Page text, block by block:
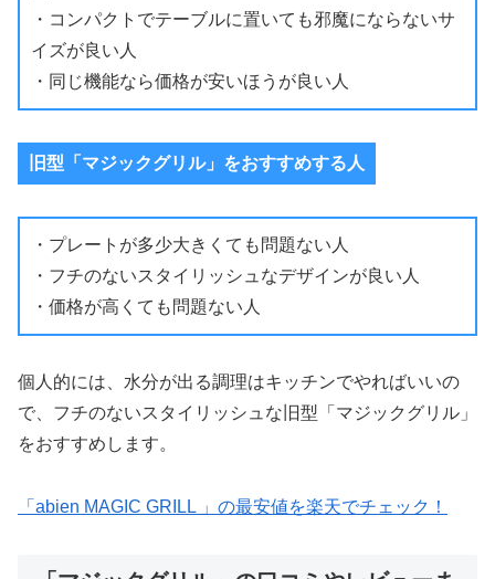
・コンパクトでテーブルに置いても邪魔にならないサ
イズが良い人
・同じ機能なら価格が安いほうが良い人
旧型「マジックグリル」をおすすめする人
・プレートが多少大きくても問題ない人
・フチのないスタイリッシュなデザインが良い人
・価格が高くても問題ない人
個人的には、水分が出る調理はキッチンでやればいいの
で、フチのないスタイリッシュな旧型「マジックグリル」
をおすすめします。
「abien MAGIC GRILL 」の最安値を楽天でチェック！